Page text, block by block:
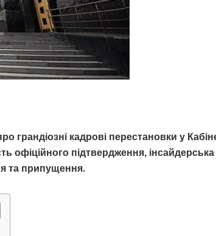
кадрові перестановки у
офіційного підтвердження,
та припущення.